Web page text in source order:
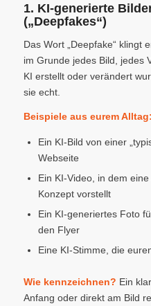
1. KI-generierte
(„Deepfakes“)
Das Wort „Deepfake“ klingt
im Grunde jedes Bild, jedes
KI erstellt oder verändert
sie echt.
Beispiele aus eurem Alltag:
Ein KI-Bild von einer
Webseite
Ein KI-Video, in dem
Konzept vorstellt
Ein KI-generiertes Foto
den Flyer
Eine KI-Stimme, die
Wie kennzeichnen? Ein
Anfang oder direkt am Bild